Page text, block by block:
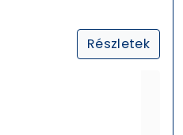
Részletek